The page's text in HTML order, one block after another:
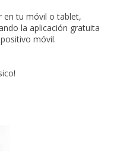
en tu móvil o tablet,
la aplicación gratuita
móvil.